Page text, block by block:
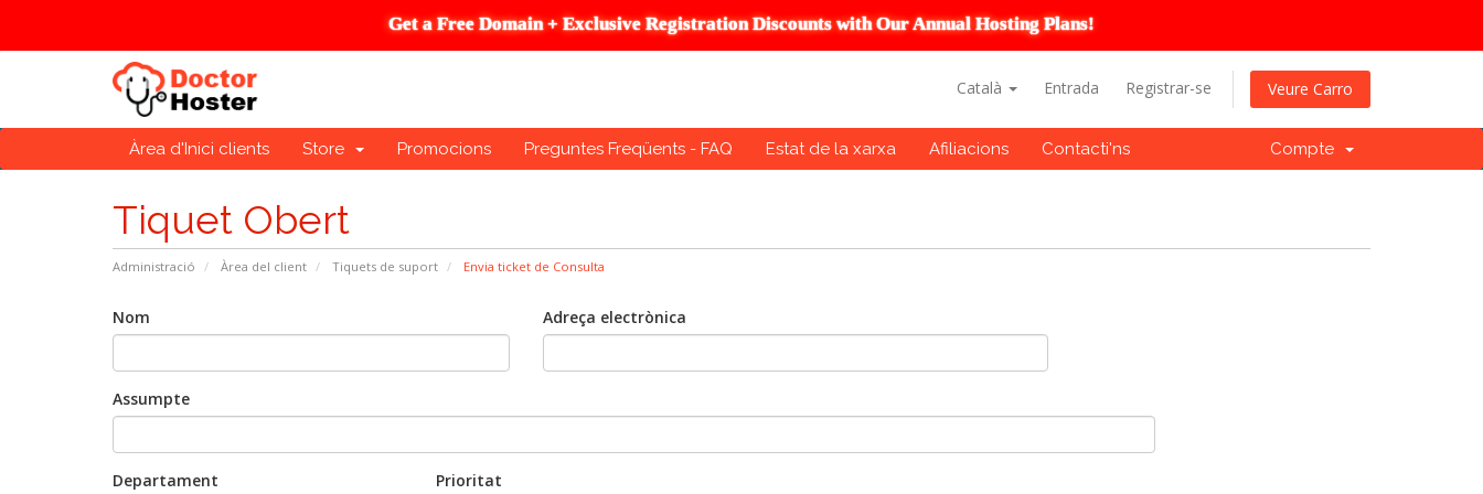
Get a Free Domain + Exclusive Registration Discounts with Our Annual Hosting Plans!
Català Entrada Registrar-se Veure Carro
Àrea d'Inici clients Store Promocions Preguntes Freqüents - FAQ Estat de la xarxa Afiliacions Contacti'ns Compte
Tiquet Obert
Administració Àrea del client Tiquets de suport Envia ticket de Consulta
Nom Adreça electrònica
Assumpte
Departament Prioritat